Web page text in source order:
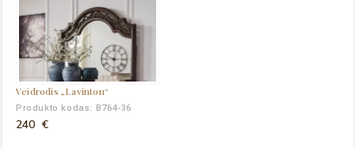
Veidrodis „Lavinton“
Produkto kodas: B764-36
240 €